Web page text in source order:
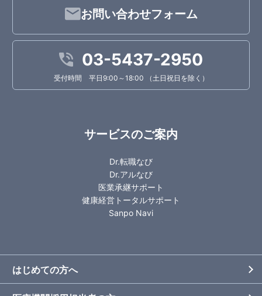
お問い合わせフォーム
03-5437-2950
受付時間 平日9:00～18:00 （土日祝日を除く）
サービスのご案内
Dr.転職なび
Dr.アルなび
医業承継サポート
健康経営トータルサポート
Sanpo Navi
はじめての方へ